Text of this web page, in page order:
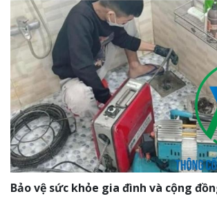
Bảo vệ sức khỏe gia đình và cộng